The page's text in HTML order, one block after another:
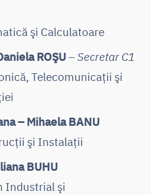
şi Calculatoare
ROŞU–Secretar C1
Telecomunicaţii şi
– Mihaela BANU
şi Instalaţii
BUHU
Industrial şi